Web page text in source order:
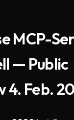
MCP-
— Public
4. Feb.